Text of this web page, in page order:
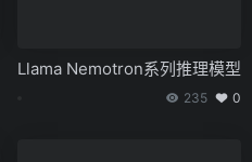
Llama Nemotron系列推理模型
235 0